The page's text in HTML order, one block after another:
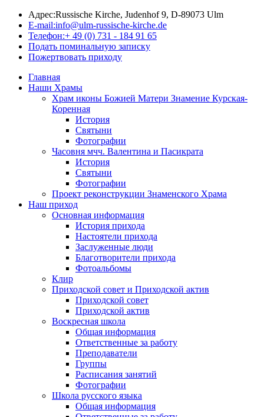
Адрес:Russische Kirche, Judenhof 9, D-89073 Ulm
E-mail:info@ulm-russische-kirche.de
Телефон:+ 49 (0) 731 - 184 91 65
Подать поминальную записку
Пожертвовать приходу
Главная
Наши Храмы
Храм иконы Божией Матери Знамение Курская-
Коренная
История
Святыни
Фотографии
Часовня мчч. Валентина и Пасикрата
История
Святыни
Фотографии
Проект реконструкции Знаменского Храма
Наш приход
Основная информация
История прихода
Настоятели прихода
Заслуженные люди
Благотворители прихода
Фотоальбомы
Клир
Приходской совет и Приходской актив
Приходской совет
Приходской актив
Воскресная школа
Общая информация
Ответственные за работу
Преподаватели
Группы
Расписания занятий
Фотографии
Школа русского языка
Общая информация